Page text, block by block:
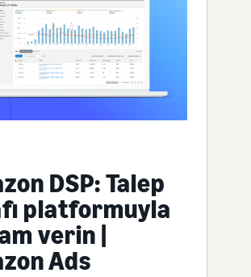
DSP: Talep
platformuyla
verin |
Ads